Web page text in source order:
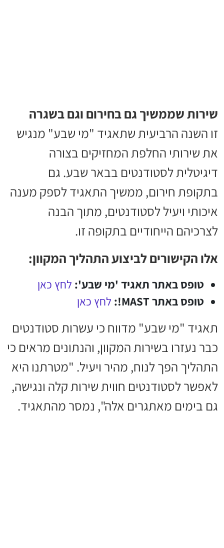
שירות שממשיך גם בחירום וגם בשגרה
זו השנה הרביעית שתאגיד "מי שבע" מנגיש
את שירותי החלפת המחזיקים בצורה
דיגיטלית לסטודנטים בבאר שבע. גם
בתקופת חירום, ממשיך התאגיד לספק מענה
איכותי ויעיל לסטודנטים, מתוך הבנה
לצרכיהם הייחודיים בתקופה זו.
אלו הקישורים לביצוע התהליך המקוון:
טופס באתר תאגיד 'מי שבע': לחץ כאן
טופס באתר MAST!:
לחץ כאן
תאגיד "מי שבע" מדווח כי עשרות סטודנטים
כבר נעזרו בשירות המקוון, והנתונים מראים כי
התהליך הפך לנוח, מהיר ויעיל. "מטרתנו היא
לאפשר לסטודנטים חווית שירות קלה ונגישה,
גם בימים מאתגרים אלה", נמסר מהתאגיד.